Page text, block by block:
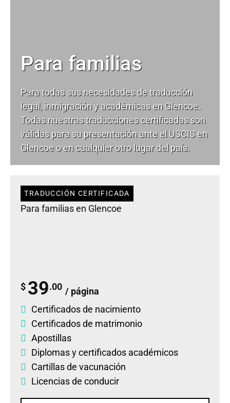
Para familias
Para todas sus necesidades detraducción
legal, inmigración y académicas en Glencoe.
Todas nuestras traducciones certificadas son
válidas para su presentación ante el USCIS en
Glencoe o en cualquier otro lugar del país.
TRADUCCIÓN CERTIFICADA
Para familias en Glencoe
$ 39.00 / página
Certificados de nacimiento
Certificados de matrimonio
Apostillas
Diplomasycertificados académicos
Cartillas de vacunación
Licencias de conducir